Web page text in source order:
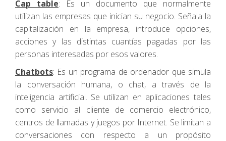
Cap table: Es un documento que normalmente
utilizan las empresas que inician su negocio. Señala la
capitalización en la empresa, introduce opciones,
acciones y las distintas cuantías pagadas por las
personas interesadas por esos valores.
Chatbots: Es un programa de ordenador que simula
la conversación humana, o chat, a través de la
inteligencia artificial. Se utilizan en aplicaciones tales
como servicio al cliente de comercio electrónico,
centros de llamadas y juegos por Internet. Se limitan a
conversaciones con respecto a un propósito